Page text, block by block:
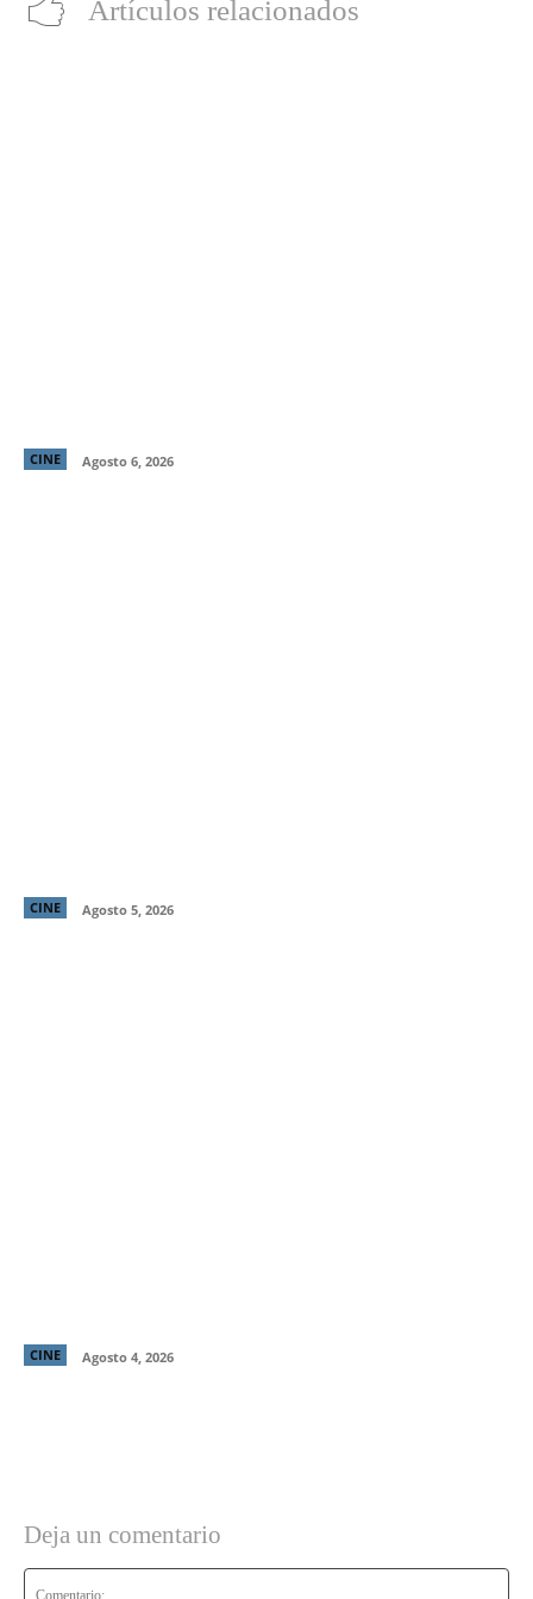
Artículos relacionados
CINE Agosto 6, 2026
CINE Agosto 5, 2026
CINE Agosto 4, 2026
Deja un comentario